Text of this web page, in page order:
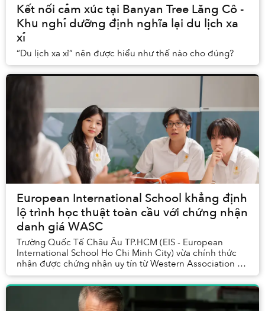
Kết nối cảm xúc tại Banyan Tree Lăng Cô -
Khu nghỉ dưỡng định nghĩa lại du lịch xa
xỉ
“Du lịch xa xỉ” nên được hiểu như thế nào cho đúng?
European International School khẳng định
lộ trình học thuật toàn cầu với chứng nhận
danh giá WASC
Trường Quốc Tế Châu Âu TP.HCM (EIS - European
International School Ho Chi Minh City) vừa chính thức
nhận được chứng nhận uy tín từ Western Association of
Schools and Colleges (WASC) - một trong những ...